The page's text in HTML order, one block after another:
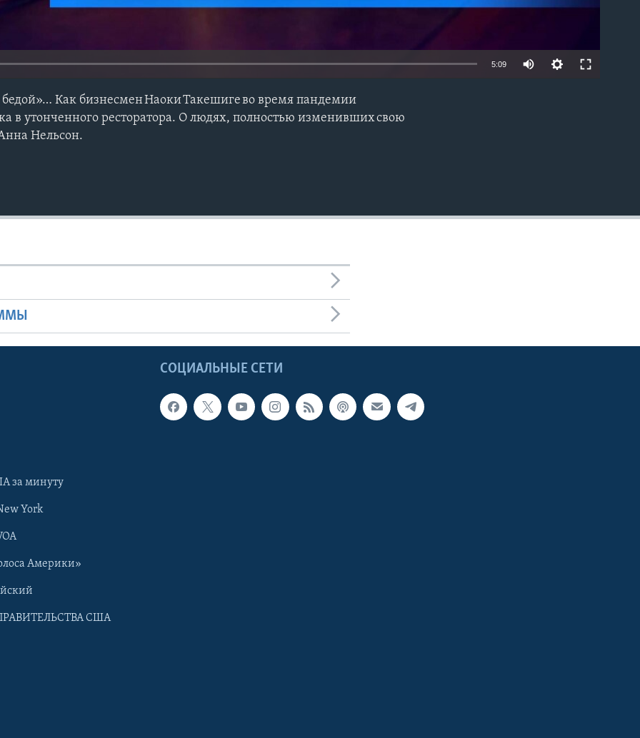
5:09
Как бизнесмен Наоки Такешиге во время пандемии
в утонченного ресторатора. О людях, полностью изменивших свою
Нельсон.
СОЦИАЛЬНЫЕ СЕТИ
за минуту
York
Америки»
США